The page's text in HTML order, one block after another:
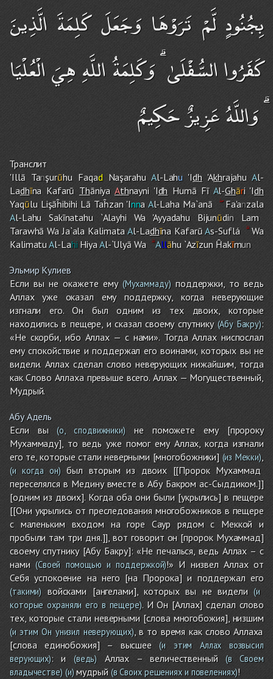
بِجُنُودٍ لَّمْ تَرَوْهَا وَجَعَلَ كَلِمَةَ الَّذِينَ
كَفَرُوا السُّفْلَىٰ ۗ وَكَلِمَةُ اللَّهِ هِيَ الْعُلْيَا
ۗ وَاللَّهُ عَزِيزٌ حَكِيمٌ
Транслит
'Illā TanşurūhuFaqadNaşarahuAl-Lahu 'Idh 'Akhrajahu Al-
Ladhīna Kafarū Thāniya Athnayni 'Idh Humā FīAl-Ghāri 'Idh
Yaqūlu Lişāĥibihi Lā Taĥzan 'Inna Al-LahaMa`anā Fa'anzala
Al-Lahu Sakīnatahu`Alayhi Wa 'Ayyadahu BijunūdinLam
Tarawhā Wa Ja`ala Kalimata Al-Ladhīna KafarūAs-Suflá Wa
KalimatuAl-LahiHiyaAl-`Ulyā Wa Allāhu `Azīzun Ĥakīmun
Эльмир Кулиев
Если вы не окажете ему(Мухаммаду)поддержки, то ведь
Аллах уже оказал ему поддержку, когда неверующие
изгнали его. Он был одним из тех двоих, которые
находились в пещере, и сказал своему спутнику(Абу Бакру):
«Не скорби, ибо Аллах — с нами». Тогда Аллах ниспослал
ему спокойствие и поддержал его воинами, которых вы не
видели. Аллах сделал слово неверующих нижайшим, тогда
как Слово Аллаха превыше всего. Аллах — Могущественный,
Мудрый.
Абу Адель
Если вы(о, сподвижники) не поможете ему [пророку
Мухаммаду], то ведь уже помог ему Аллах, когда изгнали
его те, которые стали неверными [многобожники] (из Мекки),
(и когда он)был вторым из двоих [[Пророк Мухаммад
переселялся в Медину вместе в Абу Бакром ас-Сыддиком.]]
[одним из двоих]. Когда оба они были [укрылись] в пещере
[[Они укрылись от преследования многобожников в пещере
с маленьким входом на горе Саур рядом с Меккой и
пробыли там три дня.]], вот говорит он [пророк Мухаммад]
своему спутнику [Абу Бакру]: «Не печалься, ведь Аллах – с
нами(Своей помощью и поддержкой)!» И низвел Аллах от
Себя успокоение на него [на Пророка] и поддержал его
(такими) войсками [ангелами], которых вы не видели(и
которые охраняли его в пещере). И Он [Аллах] сделал слово
тех, которые стали неверными [слова многобожия], низшим
(и этим Он унизил неверующих), в то время как слово Аллаха
[слова единобожия] – высшее (и этим Аллах возвысил
верующих): и (ведь) Аллах – величественный(в Своем
владычестве)(и)мудрый(в Своих решениях и повелениях)!